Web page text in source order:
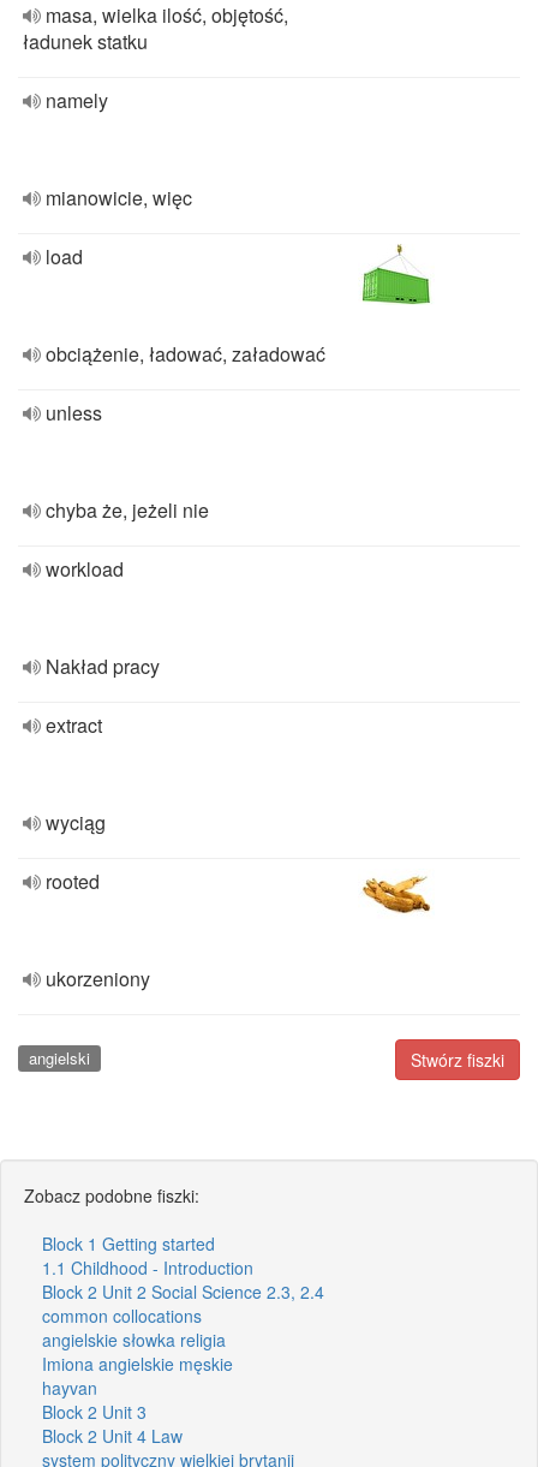
masa, wielka ilość, objętość,
ładunek statku
namely
mianowicie, więc
load
obciążenie, ładować, załadować
unless
chyba że, jeżeli nie
workload
Nakład pracy
extract
wyciąg
rooted
ukorzeniony
Stwórz fiszki
angielski
Zobacz podobne fiszki:
Block 1 Getting started
1.1 Childhood - Introduction
Block 2 Unit 2 Social Science 2.3, 2.4
common collocations
angielskie słowka religia
Imiona angielskie męskie
hayvan
Block 2 Unit 3
Block 2 Unit 4 Law
system polityczny wielkiej brytanii